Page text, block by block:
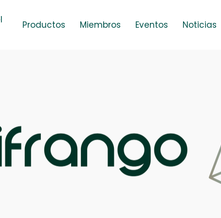
Productos Miembros Eventos Noticias